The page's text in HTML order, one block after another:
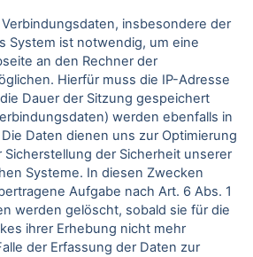
insbesondere der
System ist notwendig, um eine
an den Rechner der
Hierfür muss die IP-Adresse
Dauer der Sitzung gespeichert
werden ebenfalls in
Daten dienen uns zur Optimierung
der Sicherheit unserer
Systeme. In diesen Zwecken
Aufgabe nach Art. 6 Abs. 1
werden gelöscht, sobald sie für die
ihrer Erhebung nicht mehr
der Erfassung der Daten zur